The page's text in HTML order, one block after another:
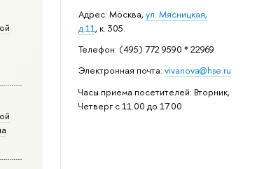
Адрес: ​Москва,ул. Мясницкая,
д.11, к. 305.
Телефон: (495) 772 9590 * 22969
Электронная почта:vivanova@hse.ru
Часы приема посетителей: Вторник,
Четверг с 11.00 до 17.00.